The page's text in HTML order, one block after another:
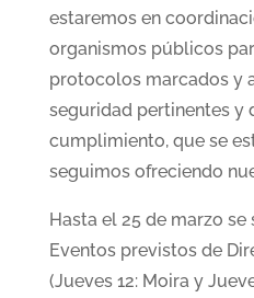
estaremos en
organismos públicos
protocolos marcados y
seguridad pertinentes y
cumplimiento, que se
seguimos ofreciendo
Hasta el 25 de marzo
Eventos previstos de
(Jueves 12: Moira y